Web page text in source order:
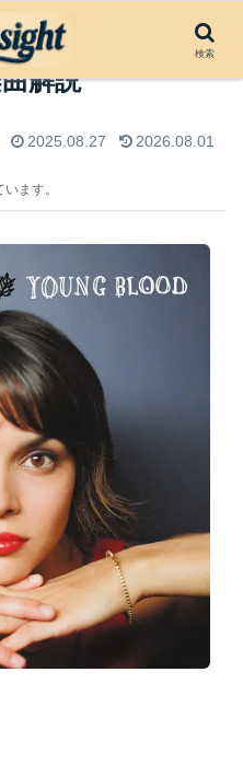
解説
2025.08.27 2026.08.01
ます。
検索